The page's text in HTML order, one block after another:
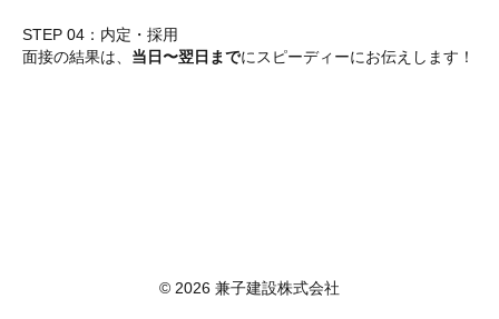
STEP 04：内定・採用
面接の結果は、 当日〜翌日までにスピーディーにお伝えします！
© 2026 兼子建設株式会社